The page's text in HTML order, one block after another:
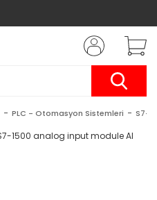
PLC - Otomasyon Sistemleri S7-